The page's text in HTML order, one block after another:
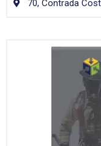
70, Contrada